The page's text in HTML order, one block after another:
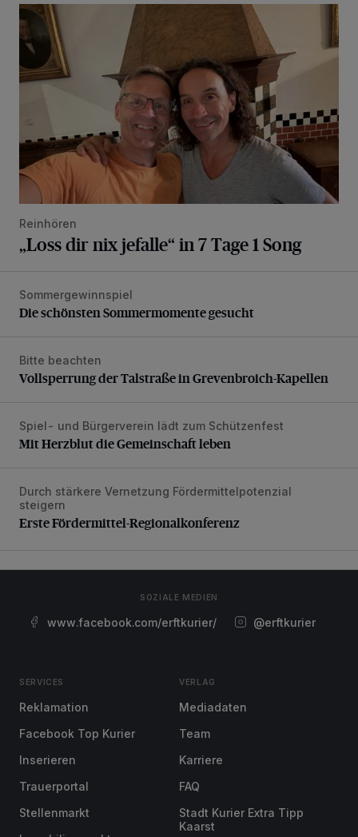
„Loss dir nix jefalle“ in 7 Tage 1 Song
Reinhören
„Loss dir nix jefalle“ in 7 Tage 1 Song
Die schönsten Sommermomente gesucht
Sommergewinnspiel
Die schönsten Sommermomente gesucht
Vollsperrung der Talstraße in Grevenbroich-Kapellen
Bitte beachten
Vollsperrung der Talstraße in Grevenbroich-Kapellen
Mit Herzblut die Gemeinschaft leben
Spiel- und Bürgerverein lädt zum Schützenfest
Mit Herzblut die Gemeinschaft leben
Erste Fördermittel-Regionalkonferenz
Durch stärkere Vernetzung Fördermittelpotenzial
steigern
Erste Fördermittel-Regionalkonferenz
SOZIALE MEDIEN
www.facebook.com/erftkurier/ @erftkurier
SERVICES
Reklamation
Facebook Top Kurier
Inserieren
Trauerportal
Stellenmarkt
VERLAG
Mediadaten
Team
Karriere
FAQ
Stadt Kurier Extra Tipp
Kaarst